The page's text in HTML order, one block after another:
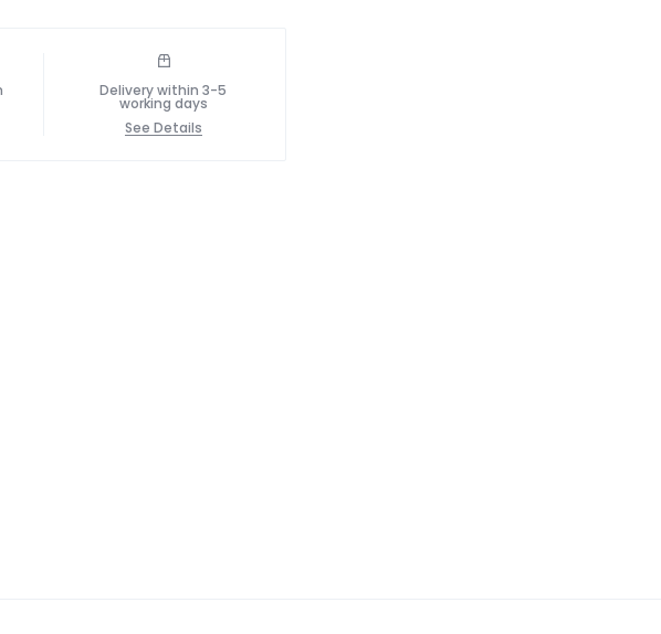
Delivery within 3-5
working days
See Details